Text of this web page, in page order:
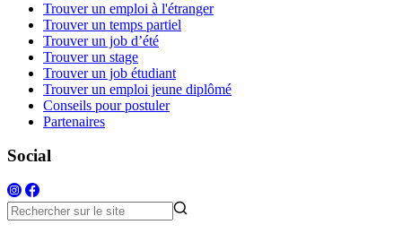
Trouver un emploi à l'étranger
Trouver un temps partiel
Trouver un job d’été
Trouver un stage
Trouver un job étudiant
Trouver un emploi jeune diplômé
Conseils pour postuler
Partenaires
Social